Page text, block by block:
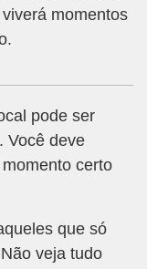
momentos
pode ser
Você deve
certo
que só
veja tudo